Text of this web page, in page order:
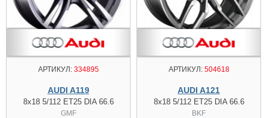
АРТИКУЛ:334895
AUDI A119
8x18 5/112 ET25 DIA 66.6
GMF
АРТИКУЛ:504618
AUDI A121
8x18 5/112 ET25 DIA 66.6
BKF